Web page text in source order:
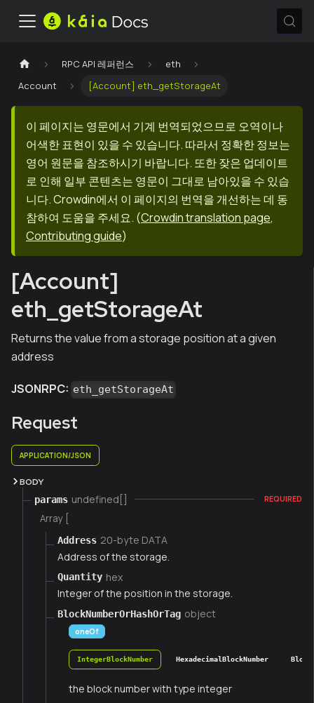
RPC API 레퍼런스
eth
Account
[Account] eth_getStorageAt
이 페이지는 영문에서 기계 번역되었으므로 오역이나
어색한 표현이 있을 수 있습니다. 따라서 정확한 정보는
영어 원문을 참조하시기 바랍니다. 또한 잦은 업데이트
로 인해 일부 콘텐츠는 영문이 그대로 남아있을 수 있습
니다. Crowdin에서 이 페이지의 번역을 개선하는 데 동
참하여 도움을 주세요. (Crowdin translation page,
Contributing guide)
[Account]
eth_getStorageAt
Returns the value from a storage position at a given
address
JSONRPC: eth_getStorageAt
Request
APPLICATION/JSON
BODY
params undefined[] REQUIRED
Array [
Address 20-byte DATA
Address of the storage.
Quantity hex
Integer of the position in the storage.
BlockNumberOrHashOrTag object
oneOf
IntegerBlockNumber HexadecimalBlockNumber
the block number with type integer